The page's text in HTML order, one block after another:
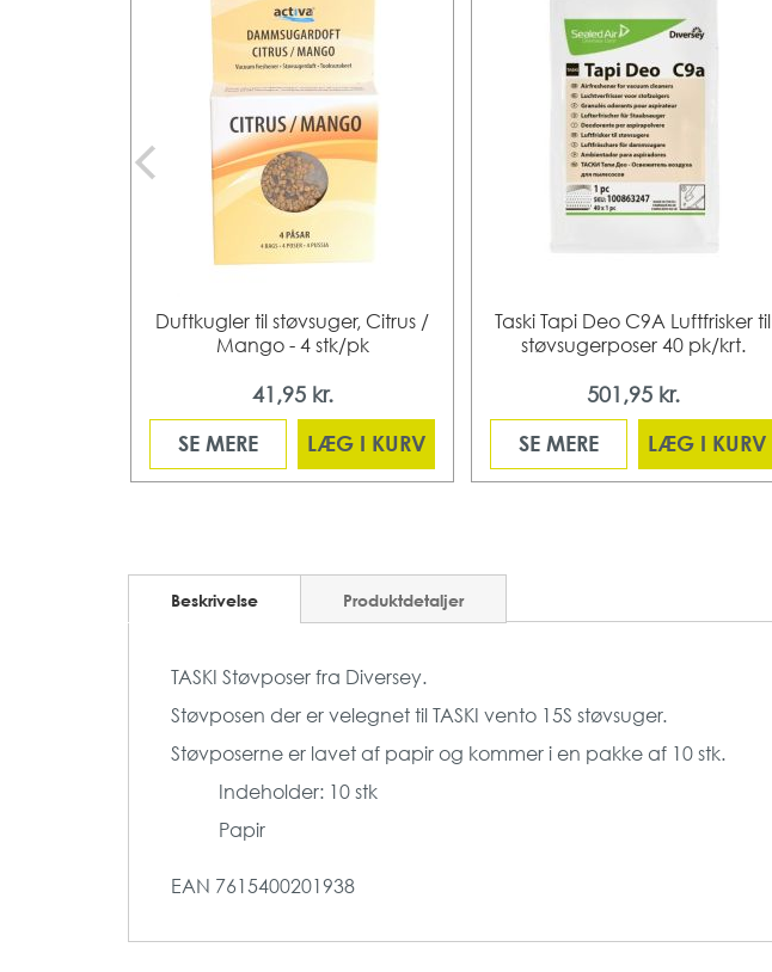
Duftkugler til støvsuger, Citrus /
Mango - 4 stk/pk
41,95 kr.
SE MERE
LÆG I KURV
Taski Tapi Deo C9A Luftfrisker til
støvsugerposer 40 pk/krt.
501,95 kr.
SE MERE
LÆG I KURV
Beskrivelse
TASKI Støvposer fra Diversey.
Støvposen der er velegnet til TASKI vento 15S støvsuger.
Støvposerne er lavet af papir og kommer i en pakke af 10 stk.
Indeholder: 10 stk
Papir
EAN 7615400201938
Produktdetaljer